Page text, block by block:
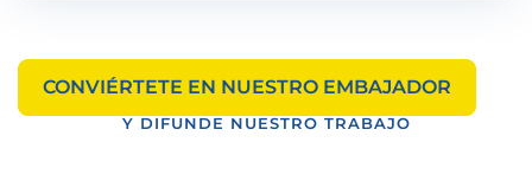
CONVIÉRTETE EN NUESTRO EMBAJADOR
Y DIFUNDE NUESTRO TRABAJO